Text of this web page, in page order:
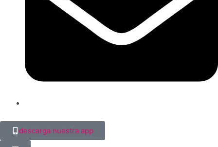
descarga nuestra app